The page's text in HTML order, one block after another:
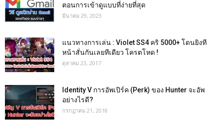
ตอนการเข้าดูแบบที่ง่ายที่สุด
มีนาคม 29, 2023
แนวทางการเล่น : Violet SS4 คริ 5000+ โดนยิงที
หน้าสั่นกันเลยทีเดียว โครตโหด !
ตุลาคม 23, 2017
Identity V การอัพเปิร์ค (Perk) ของ Hunter จะอัพ
อย่างไรดี?
กรกฎาคม 21, 2018